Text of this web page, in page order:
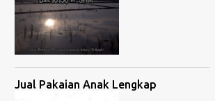
Jual Pakaian Anak Lengkap